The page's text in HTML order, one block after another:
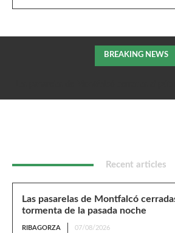
BREAKING NEWS
Recent articles
Las pasarelas de Montfalcó
tormenta de la pasada noche
RIBAGORZA 07/08/2026